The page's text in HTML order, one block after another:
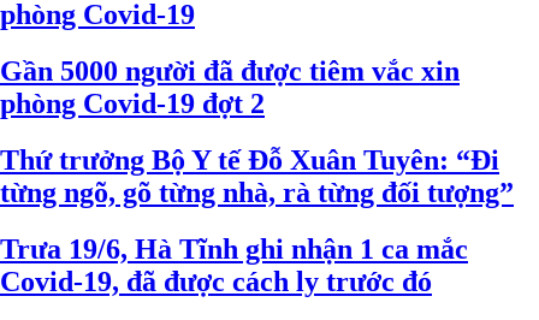
phòng Covid-19
Gần 5000 người đã được tiêm vắc xin
phòng Covid-19 đợt 2
Thứ trưởng Bộ Y tế Đỗ Xuân Tuyên: “Đi
từng ngõ, gõ từng nhà, rà từng đối tượng”
Trưa 19/6, Hà Tĩnh ghi nhận 1 ca mắc
Covid-19, đã được cách ly trước đó